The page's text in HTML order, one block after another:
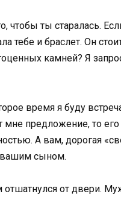
чтобы ты старалась.
тебе и браслет. Он
камней? Я
время я буду
предложение, то
А вам, дорогая
вашим сыном.
отшатнулся от двери.